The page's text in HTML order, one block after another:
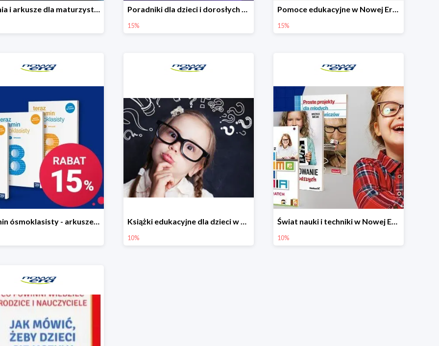
Zadania i arkusze dla maturzystów w Nowej Erze -15% Poradniki dla dzieci i dorosłych w Nowej Erze -15%
15%
Pomoce edukacyjne w Nowej Erze -15%
15%
Egzamin ósmoklasisty - arkusze egzaminacyjne w Nowej Erze -15% Książki edukacyjne dla dzieci w Nowej Erze -10%
10%
Świat nauki i techniki w Nowej Erze -10%
10%